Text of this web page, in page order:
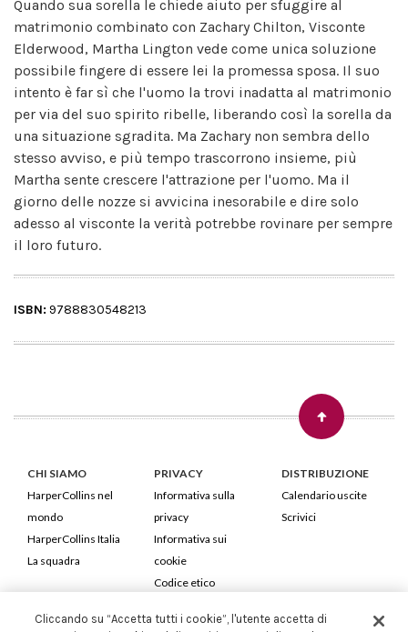
Quando sua sorella le chiede aiuto per sfuggire al
matrimonio combinato con Zachary Chilton, Visconte
Elderwood, Martha Lington vede come unica soluzione
possibile fingere di essere lei la promessa sposa. Il suo
intento è far sì che l'uomo la trovi inadatta al matrimonio
per via del suo spirito ribelle, liberando così la sorella da
una situazione sgradita. Ma Zachary non sembra dello
stesso avviso, e più tempo trascorrono insieme, più
Martha sente crescere l'attrazione per l'uomo. Ma il
giorno delle nozze si avvicina inesorabile e dire solo
adesso al visconte la verità potrebbe rovinare per sempre
il loro futuro.
ISBN: 9788830548213
CHI SIAMO
HarperCollins nel
mondo
HarperCollins Italia
La squadra
PRIVACY
Informativa sulla
privacy
Informativa sui
cookie
Codice etico
DISTRIBUZIONE
Calendario uscite
Scrivici
HarperCollins Italia S.p.A. Viale Monte Nero, 84 - 20135 Milano
Cliccando su “Accetta tutti i cookie”, l'utente accetta di